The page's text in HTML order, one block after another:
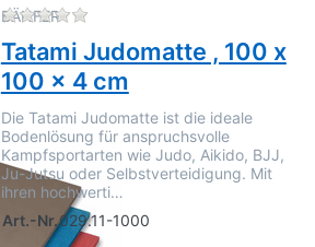
BÄNFER Zu diesem Produkt liegen
Tatami Judomatte , 100 x
100 x 4 cm
Die Tatami Judomatte ist die ideale
Bodenlösung für anspruchsvolle
Kampfsportarten wie Judo, Aikido, BJJ,
Ju-Jutsu oder Selbstverteidigung. Mit
ihren hochwerti…
Art.-Nr.029.11-1000